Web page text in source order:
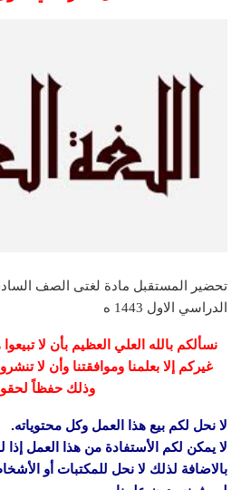
تحضير المستقبل مادة لغتى الصف
الدراسي الاول 1443 ه
نسألكم بالله العلي العظيم بأن لا
غيركم إلا بعلمنا وموافقتنا وأن لا
وذلك حفظاً
لا نحل لكم بيع هذا العمل وكل محتوياته.
لا يمكن لكم الأستفادة من هذا العمل إذا
بالاضافة لذلك لا نحل للمكتبات أو